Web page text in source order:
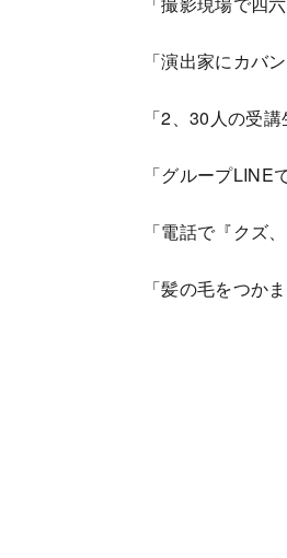
「演出家にカバ
「2、30人の受
「グループLINE
「電話で『クズ
「髪の毛をつか